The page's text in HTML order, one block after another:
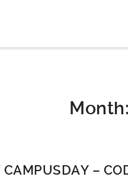
Month:
CAMPUSDAY –